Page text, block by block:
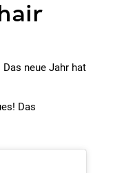
neue Jahr hat
Das